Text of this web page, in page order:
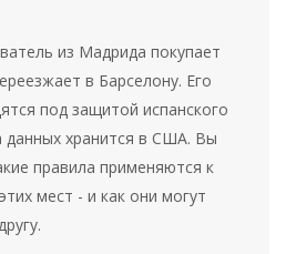
из Мадрида покупает
в Барселону. Его
под защитой испанского
данных хранится в США. Вы
правила применяются к
мест - и как они могут